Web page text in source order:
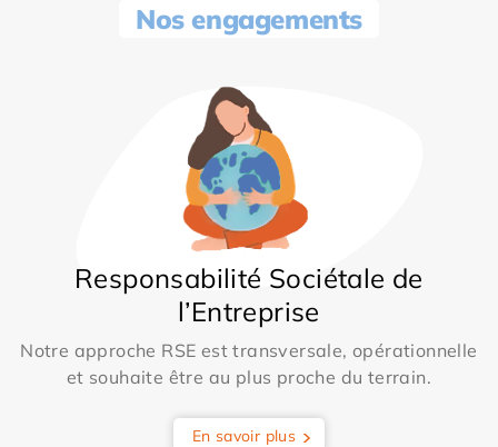
Nos engagements
Responsabilité Sociétale de
l’Entreprise
Notre approche RSE est transversale, opérationnelle
et souhaite être au plus proche du terrain.
En savoir plus